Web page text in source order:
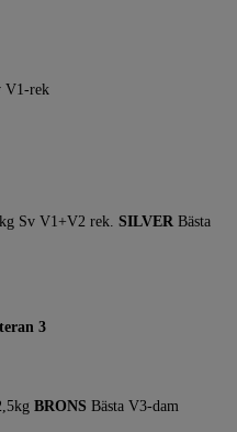
V1-rek
Sv V1+V2 rek. SILVER Bästa
3
BRONS Bästa V3-dam